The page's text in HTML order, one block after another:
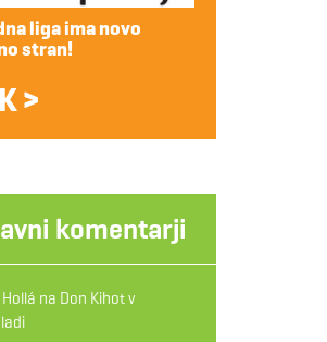
liga ima novo
stran!
>
komentarji
na Don Kihot v